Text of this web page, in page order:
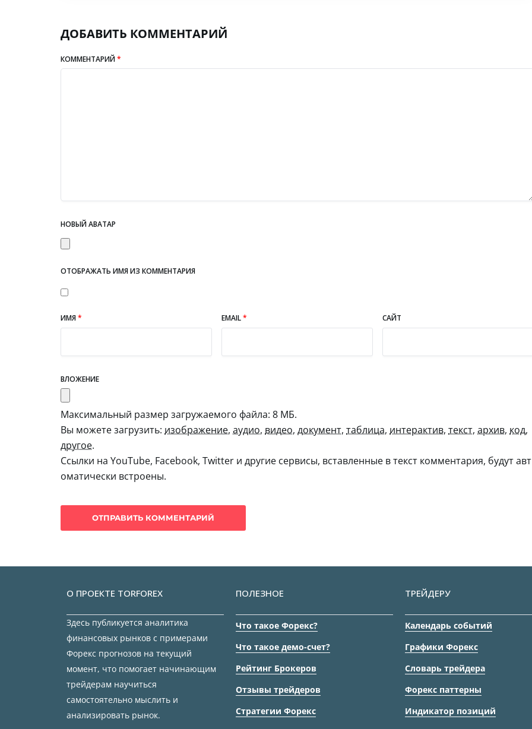
ДОБАВИТЬ КОММЕНТАРИЙ
КОММЕНТАРИЙ*
НОВЫЙ АВАТАР
ОТОБРАЖАТЬ ИМЯ ИЗ КОММЕНТАРИЯ
ИМЯ* EMAIL* САЙТ
ВЛОЖЕНИЕ
Максимальный размер загружаемого файла: 8 МБ.
Вы можете загрузить: изображение, аудио, видео, документ, таблица, интерактив, текст, архив, код,
другое.
Ссылки на YouTube, Facebook, Twitter и другие сервисы, вставленные в текст комментария, будут авт
оматически встроены.
О ПРОЕКТЕ TORFOREX
Здесь публикуется аналитика
финансовых рынков с примерами
Форекс прогнозов на текущий
момент, что помогает начинающим
трейдерам научиться
самостоятельно мыслить и
анализировать рынок.
ПОЛЕЗНОЕ
Что такое Форекс?
Что такое демо-счет?
Рейтинг Брокеров
Отзывы трейдеров
Стратегии Форекс
ТРЕЙДЕРУ
Календарь событий
Графики Форекс
Словарь трейдера
Форекс паттерны
Индикатор позиций